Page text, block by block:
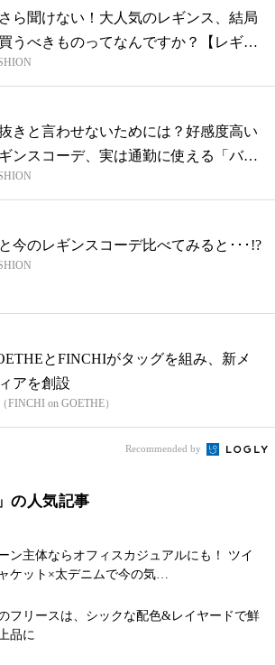
ら聞けない！大人気のレギンス、結局
うべきものってなんですか？【レギン
...
きと言わせないためには？好感度高い
ンスコーデ、実は通勤に使える「バッ
...
今のレギンスコーデ比べてみると･･･!?
とFINCHIがタッグを組み、新メ
アを創設
FINCHI on GOETHE）
Recommended by
の人気記事
ン主体ならオフィスカジュアルにも！ ツイ
ケット×太デニムで今の気…
フリースは、シックな配色&レイヤードで鮮
品に